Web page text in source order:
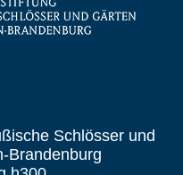
Schlösser und
Brandenburg